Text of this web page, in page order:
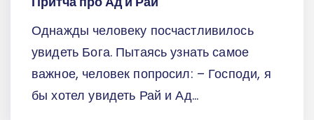
Однажды человеку посчастливилось
увидеть Бога. Пытаясь узнать самое
важное, человек попросил: – Господи, я
бы хотел увидеть Рай и Ад...